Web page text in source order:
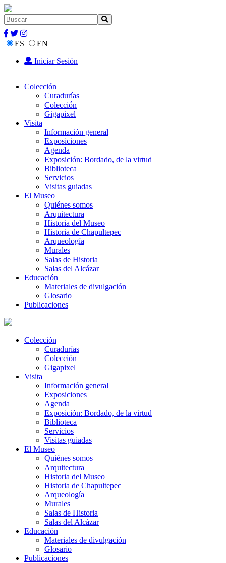
ES
EN
Iniciar Sesión
Colección
Curadurías
Colección
Gigapixel
Visita
Información general
Exposiciones
Agenda
Exposición: Bordado, de la virtud
Biblioteca
Servicios
Visitas guiadas
El Museo
Quiénes somos
Arquitectura
Historia del Museo
Historia de Chapultepec
Arqueología
Murales
Salas de Historia
Salas del Alcázar
Educación
Materiales de divulgación
Glosario
Publicaciones
Colección
Curadurías
Colección
Gigapixel
Visita
Información general
Exposiciones
Agenda
Exposición: Bordado, de la virtud
Biblioteca
Servicios
Visitas guiadas
El Museo
Quiénes somos
Arquitectura
Historia del Museo
Historia de Chapultepec
Arqueología
Murales
Salas de Historia
Salas del Alcázar
Educación
Materiales de divulgación
Glosario
Publicaciones